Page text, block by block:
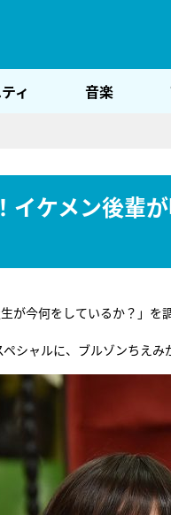
ィ 音楽
ケメン後輩
が今何をしているか？」を
シャルに、ブルゾンちえみ